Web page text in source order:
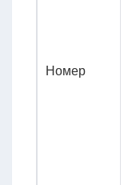
Номер